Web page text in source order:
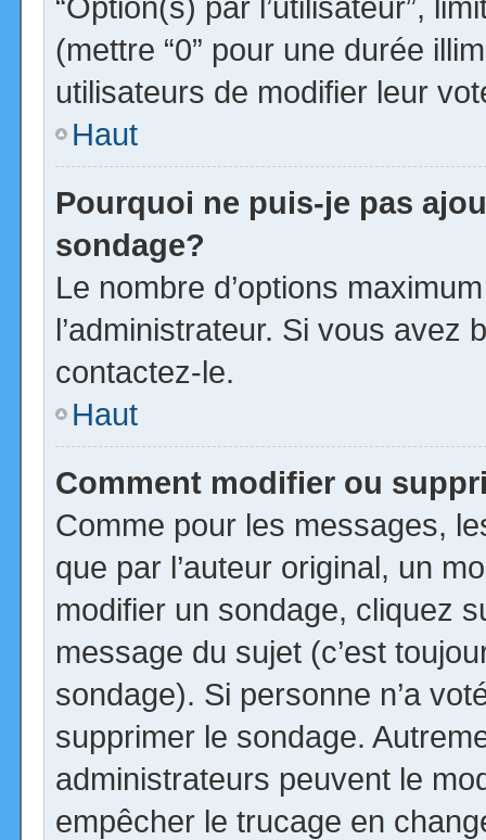
(mettre “0” pour une durée
utilisateurs de modifier leur
Haut
Pourquoi ne puis-je pas
sondage?
Le nombre d’options
l’administrateur. Si vous avez
contactez-le.
Haut
Comment modifier ou
Comme pour les messages,
que par l’auteur original, un
modifier un sondage, cliquez
message du sujet (c’est
sondage). Si personne n’a
supprimer le sondage.
administrateurs peuvent le
empêcher le trucage en